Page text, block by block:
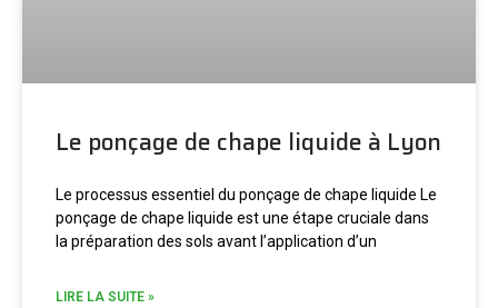
Le ponçage de chape liquide à Lyon
Le processus essentiel du ponçage de chape liquide Le
ponçage de chape liquide est une étape cruciale dans
la préparation des sols avant l’application d’un
LIRE LA SUITE »